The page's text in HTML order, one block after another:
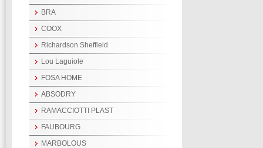
BRA
COOX
Richardson Sheffield
Lou Laguiole
FOSA HOME
ABSODRY
RAMACCIOTTI PLAST
FAUBOURG
MARBOLOUS